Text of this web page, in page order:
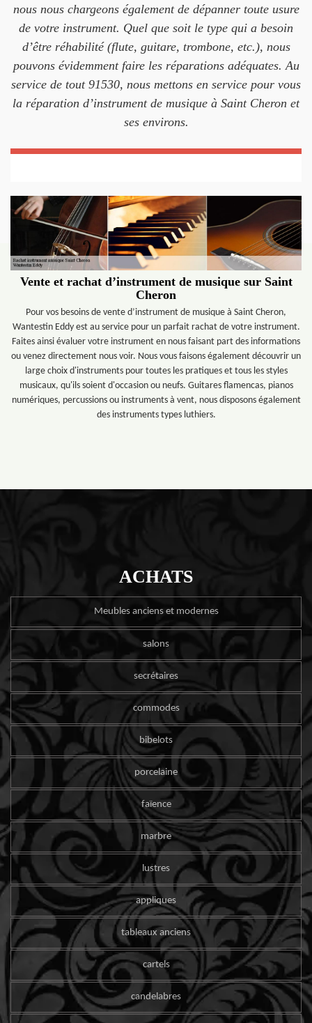
nous nous chargeons également de dépanner toute usure
de votre instrument. Quel que soit le type qui a besoin
d’être réhabilité (flute, guitare, trombone, etc.), nous
pouvons évidemment faire les réparations adéquates. Au
service de tout 91530, nous mettons en service pour vous
la réparation d’instrument de musique à Saint Cheron et
ses environs.
Vente et rachat d’instrument de musique sur Saint
Cheron
Pour vos besoins de vente d’instrument de musique à Saint Cheron,
Wantestin Eddy est au service pour un parfait rachat de votre instrument.
Faites ainsi évaluer votre instrument en nous faisant part des informations
ou venez directement nous voir. Nous vous faisons également découvrir un
large choix d'instruments pour toutes les pratiques et tous les styles
musicaux, qu'ils soient d'occasion ou neufs. Guitares flamencas, pianos
numériques, percussions ou instruments à vent, nous disposons également
des instruments types luthiers.
ACHATS
Meubles anciens et modernes
salons
secrétaires
commodes
bibelots
porcelaine
faïence
marbre
lustres
appliques
tableaux anciens
cartels
candelabres